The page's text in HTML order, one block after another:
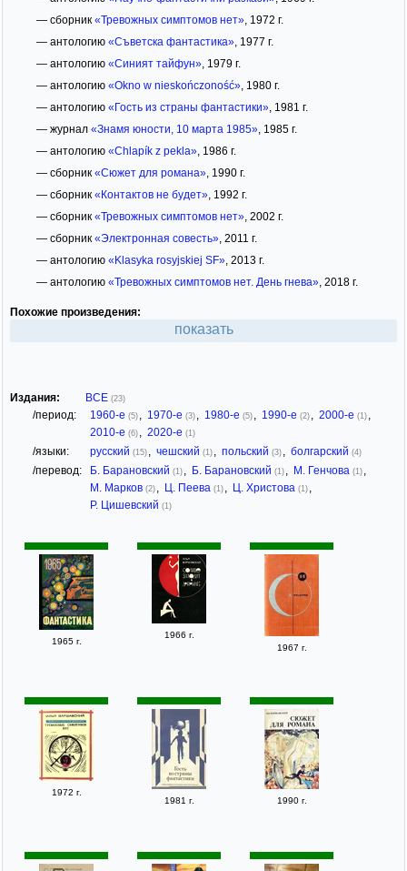
— сборник «Тревожных симптомов нет», 1972 г.
— антологию «Съветска фантастика», 1977 г.
— антологию «Синият тайфун», 1979 г.
— антологию «Okno w nieskończoność», 1980 г.
— антологию «Гость из страны фантастики», 1981 г.
— журнал «Знамя юности, 10 марта 1985», 1985 г.
— антологию «Chlapík z pekla», 1986 г.
— сборник «Сюжет для романа», 1990 г.
— сборник «Контактов не будет», 1992 г.
— сборник «Тревожных симптомов нет», 2002 г.
— сборник «Электронная совесть», 2011 г.
— антологию «Klasyka rosyjskiej SF», 2013 г.
— антологию «Тревожных симптомов нет. День гнева», 2018 г.
Похожие произведения:
показать
Издания: ВСЕ (23)
/период: 1960-е (5) , 1970-е (3) , 1980-е (5) , 1990-е (2) , 2000-е (1) ,
2010-е (6) , 2020-е (1)
/языки: русский (15) , чешский (1) , польский (3) , болгарский (4)
/перевод: Б. Барановский (1) , Б. Барановский (1) , М. Генчова (1) ,
М. Марков (2) , Ц. Пеева (1) , Ц. Христова (1) ,
Р. Цишевский (1)
1965 г.
1966 г.
1967 г.
1972 г.
1981 г.
1990 г.